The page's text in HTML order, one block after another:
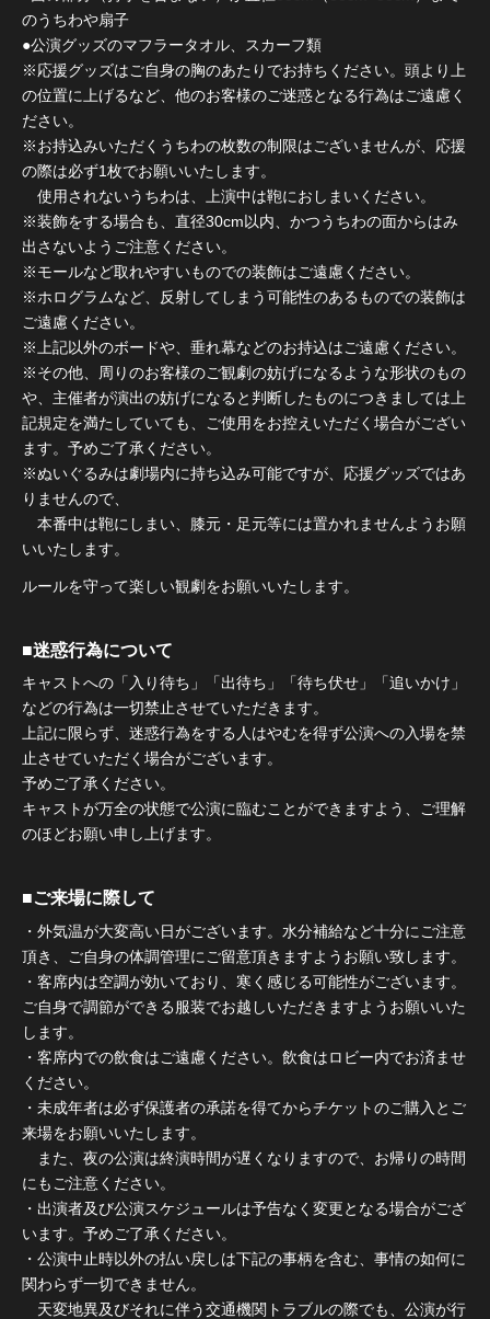
のうちわや扇子
●公演グッズのマフラータオル、スカーフ類
※応援グッズはご自身の胸のあたりでお持ちください。頭より上
の位置に上げるなど、他のお客様のご迷惑となる行為はご遠慮く
ださい。
※お持込みいただくうちわの枚数の制限はございませんが、応援
の際は必ず1枚でお願いいたします。
使用されないうちわは、上演中は鞄におしまいください。
※装飾をする場合も、直径30cm以内、かつうちわの面からはみ
出さないようご注意ください。
※モールなど取れやすいものでの装飾はご遠慮ください。
※ホログラムなど、反射してしまう可能性のあるものでの装飾は
ご遠慮ください。
※上記以外のボードや、垂れ幕などのお持込はご遠慮ください。
※その他、周りのお客様のご観劇の妨げになるような形状のもの
や、主催者が演出の妨げになると判断したものにつきましては上
記規定を満たしていても、ご使用をお控えいただく場合がござい
ます。予めご了承ください。
※ぬいぐるみは劇場内に持ち込み可能ですが、応援グッズではあ
りませんので、
本番中は鞄にしまい、膝元・足元等には置かれませんようお願
いいたします。
ルールを守って楽しい観劇をお願いいたします。
■迷惑行為について
キャストへの「入り待ち」「出待ち」「待ち伏せ」「追いかけ」
などの行為は一切禁止させていただきます。
上記に限らず、迷惑行為をする人はやむを得ず公演への入場を禁
止させていただく場合がございます。
予めご了承ください。
キャストが万全の状態で公演に臨むことができますよう、ご理解
のほどお願い申し上げます。
■ご来場に際して
・外気温が大変高い日がございます。水分補給など十分にご注意
頂き、ご自身の体調管理にご留意頂きますようお願い致します。
・客席内は空調が効いており、寒く感じる可能性がございます。
ご自身で調節ができる服装でお越しいただきますようお願いいた
します。
・客席内での飲食はご遠慮ください。飲食はロビー内でお済ませ
ください。
・未成年者は必ず保護者の承諾を得てからチケットのご購入とご
来場をお願いいたします。
また、夜の公演は終演時間が遅くなりますので、お帰りの時間
にもご注意ください。
・出演者及び公演スケジュールは予告なく変更となる場合がござ
います。予めご了承ください。
・公演中止時以外の払い戻しは下記の事柄を含む、事情の如何に
関わらず一切できません。
天変地異及びそれに伴う交通機関トラブルの際でも、公演が行